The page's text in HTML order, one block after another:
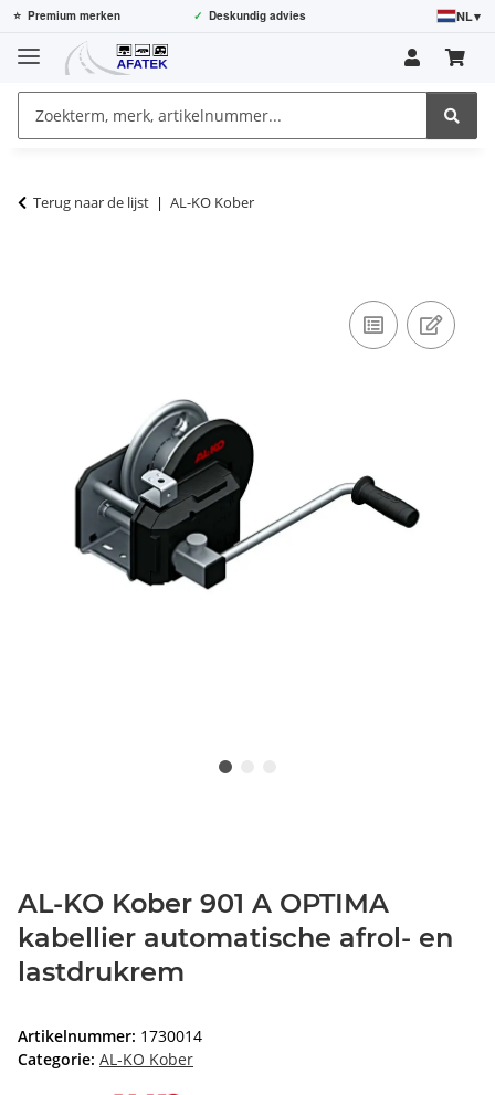
⭐ Premium merken ✓ Deskundig advies NL▾
Terug naar de lijst AL-KO Kober
AL-KO Kober 901 A OPTIMA
kabellier automatische afrol- en
lastdrukrem
Artikelnummer: 1730014
Categorie: AL-KO Kober